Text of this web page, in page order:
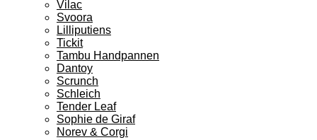
Vilac
Svoora
Lilliputiens
Tickit
Tambu Handpannen
Dantoy
Scrunch
Schleich
Tender Leaf
Sophie de Giraf
Norev & Corgi